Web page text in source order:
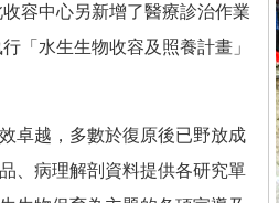
容中心另新增了醫療診治作業
「水生生物收容及照養計畫」
卓越，多數於復原後已野放成
、病理解剖資料提供各研究單